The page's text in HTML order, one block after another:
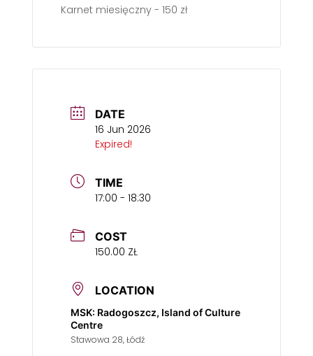
Karnet miesięczny - 150 zł
DATE
16 Jun 2026
Expired!
TIME
17:00 - 18:30
COST
150.00 ZŁ
LOCATION
MSK: Radogoszcz, Island of Culture
Centre
Stawowa 28, Łódź